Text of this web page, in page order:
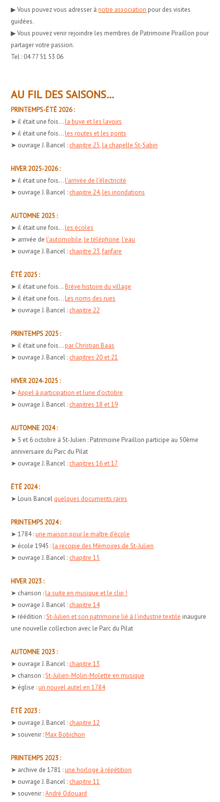
▶︎ Vous pouvez vous adresser ànotre association pour des visites
guidées.
▶︎ Vous pouvez venir rejoindre les membres de Patrimoine Piraillon pour
partager votre passion.
Tel : 04 77 51 53 06
AU FIL DES SAISONS…
PRINTEMPS-ÉTÉ 2026 :
➤ il était une fois...la buye et les lavoirs
➤ il était une fois...les routes et les ponts
➤ ouvrage J. Bancel : chapitre 25, la chapelle St-Sabin
HIVER 2025-2026 :
➤ il était une fois...l'arrivée de l'électricité
➤ ouvrage J. Bancel : chapitre 24, les inondations
AUTOMNE 2025 :
➤ il était une fois...les écoles
➤ arrivée del'automobile, le téléphone, l'eau
➤ ouvrage J. Bancel : chapitre 23, fanfare
ÉTÉ 2025 :
➤ il était une fois...Brève histoire du village
➤ il était une fois...Les noms des rues
➤ ouvrage J. Bancel : chapitre 22
PRINTEMPS 2025 :
➤ il était une fois...par Christian Baas
➤ ouvrage J. Bancel : chapitres 20 et 21
HIVER 2024-2025 :
➤Appel à participation et lune d'octobre
➤ ouvrage J. Bancel : chapitres 18 et 19
AUTOMNE 2024 :
➤ 5 et 6 octobre à St-Julien : Patrimoine Piraillon participe au 50ème
anniversaire du Parc du Pilat
➤ ouvrage J. Bancel : chapitres 16 et 17
ÉTÉ 2024 :
➤ Louis Bancel quelques documents rares
PRINTEMPS 2024 :
➤ 1784 :une maison pour le maître d'école
➤ école 1945 :la recopie des Mémoires de St-Julien
➤ ouvrage J. Bancel : chapitre 15
HIVER 2023 :
➤ chanson :la suite en musique et le clip !
➤ ouvrage J. Bancel : chapitre 14
➤ réédition :St-Julien et son patrimoine lié à l'industrie textile inaugure
une nouvelle collection avec le Parc du Pilat
AUTOMNE 2023 :
➤ ouvrage J. Bancel : chapitre 13
➤ chanson :St-Julien-Molin-Molette en musique
➤ église :un nouvel autel en 1784
ÉTÉ 2023 :
➤ ouvrage J. Bancel : chapitre 12
➤ souvenir :Max Bobichon
PRINTEMPS 2023 :
➤ archive de 1781 :une horloge à répétition
➤ ouvrage J. Bancel : chapitre 11
➤ souvenir :André Odouard